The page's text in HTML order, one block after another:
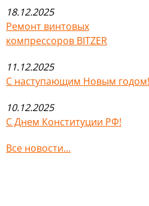
18.12.2025
Ремонт винтовых
компрессоров BITZER
11.12.2025
С наступающим Новым годом!
10.12.2025
С Днем Конституции РФ!
Все новости...